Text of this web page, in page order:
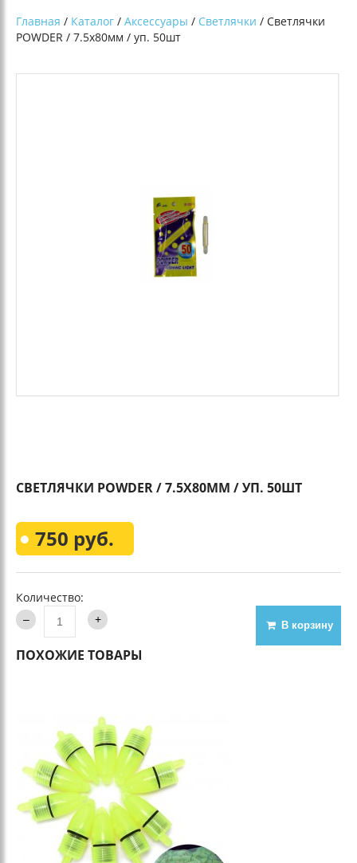
Главная / Каталог / Аксессуары / Светлячки / Светлячки
POWDER / 7.5х80мм / уп. 50шт
СВЕТЛЯЧКИ POWDER / 7.5Х80ММ / УП. 50ШТ
750 руб.
Количество:
В корзину
ПОХОЖИЕ ТОВАРЫ